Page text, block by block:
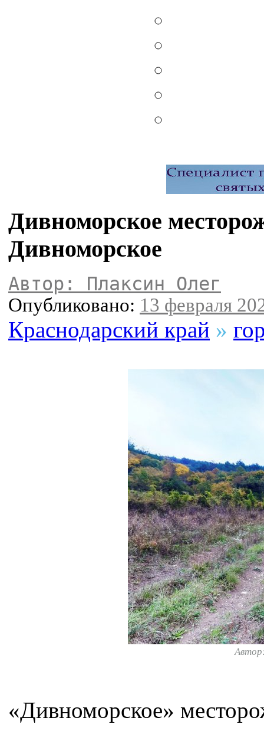
Дивноморское
Дивноморское
Автор: Плаксин Олег
Опубликовано: 13 февраля
Краснодарский край »
«Дивноморское»